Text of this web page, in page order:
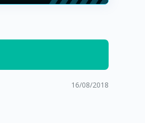
16/08/2018